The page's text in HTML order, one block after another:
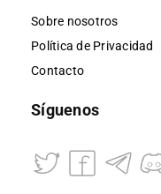
Sobre nosotros
Política de Privacidad
Contacto
Síguenos